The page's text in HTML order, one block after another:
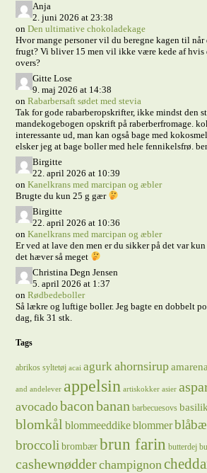
Anja
2. juni 2026 at 23:38
onDen ultimative chokoladekage
Hvor mange personer vil du beregne kagen til når
frugt? Vi bliver 15 men vil ikke være kede af
overs?
Gitte Lose
9. maj 2026 at 14:38
onRabarbersaft sødet med stevia
Tak for gode rabarberopskrifter, ikke mindst den
mandekogebogen opskrift på raberberfromage.
interessante ud, man kan også bage med
elsker jeg at bage boller med hele fennikelsfrø.
Birgitte
22. april 2026 at 10:39
onKanelkrans med marcipan og æbler
Brugte du kun 25 g gær
Birgitte
22. april 2026 at 10:36
onKanelkrans med marcipan og æbler
Er ved at lave den men er du sikker på det var
det hæver så meget
Christina Degn Jensen
5. april 2026 at 1:37
onRødbedeboller
Så lækre og luftige boller. Jeg bagte en dobbelt
dag, fik 31 stk.
Tags
abrikos syltetøj acai agurkahornsirup
and andelever appelsin artiskokker asier
avocadobaconbanan barbecuesovs
blomkål blommeeddikeblommer
broccoli brombær brun farin butterdej
cashewnødderchampignon